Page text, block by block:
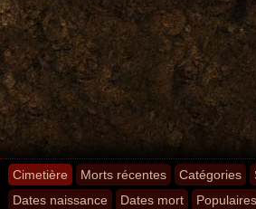
Cimetière Morts récentes Catégories
Dates naissance
Dates mort Populaires